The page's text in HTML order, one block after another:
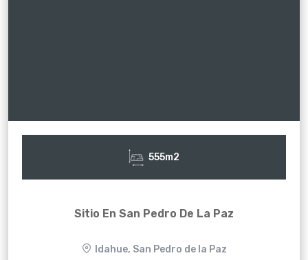
555m2
Sitio En San Pedro De La Paz
Idahue, San Pedro de la Paz